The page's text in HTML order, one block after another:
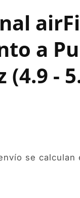
a
-
se calculan